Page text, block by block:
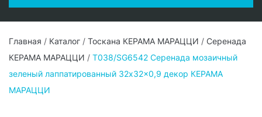
Главная / Каталог / Тоскана КЕРАМА МАРАЦЦИ / Серенада
КЕРАМА МАРАЦЦИ / T038/SG6542 Серенада мозаичный
зеленый лаппатированный 32x32x0,9 декор КЕРАМА
МАРАЦЦИ